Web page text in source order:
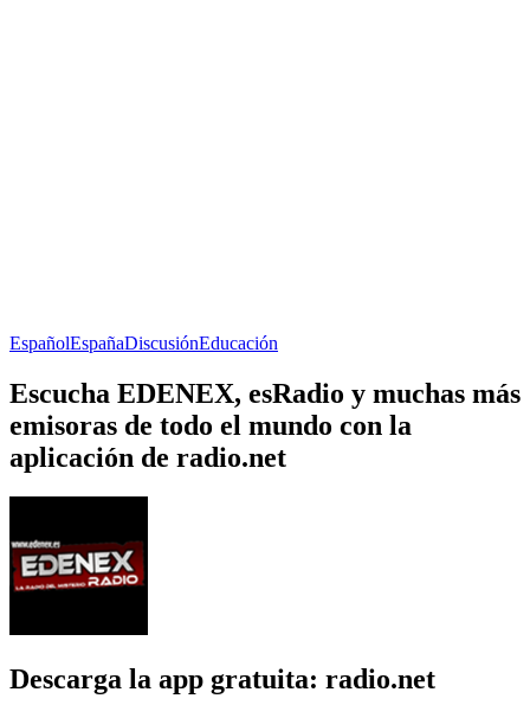
EspañolEspañaDiscusiónEducación
Escucha EDENEX, esRadio y muchas más
emisoras de todo el mundo con la
aplicación de radio.net
Descarga la app gratuita: radio.net